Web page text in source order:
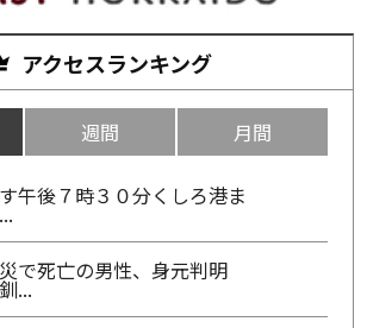
アクセスランキング
週間 月間
午後７時３０分くしろ港ま
で死亡の男性、身元判明
...